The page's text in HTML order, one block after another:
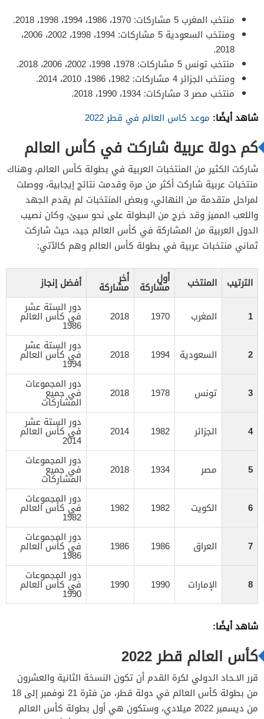
منتخب المغرب 5 مشاركات: 1970، 1986، 1994، 1998، 2018.
ومنتخب السعودية 5 مشاركات: 1994، 1998، 2002، 2006،
2018.
منتخب تونس 5 مشاركات: 1978، 1998، 2002، 2006، 2018.
ومنتخب الجزائر 4 مشاركات: 1982، 1986، 2010، 2014.
منتخب مصر 3 مشاركات: 1934، 1990، 2018.
شاهد أيضًا: موعد كاس العالم في قطر 2022
كم دولة عربية شاركت في كأس العالم
شاركت الكثير من المنتخبات العربية في بطولة كأس العالم، وهناك
منتخبات عربية شاركت أكثر من مرة وقدمت نتائج إيجابية، ووصلت
لمراحل متقدمة من النهائي، وبعض المنتخبات لم يقدم الجهد
واللعب المميز وقد خرج من البطولة على نحو سيئ، وكان نصيب
الدول العربية من المشاركة في كأس العالم جيد، حيث شاركت
ثماني منتخبات عربية في بطولة كأس العالم وهم كالآتي:
الترتيب المنتخب أول
مشاركة
أخر
مشاركة أفضل إنجاز
1 المغرب 1970
2018
دور الستة عشر
في كأس العالم
1986
2
السعودية 1994
2018
دور الستة عشر
في كأس العالم
1994
3
تونس 1978
2018
دور المجموعات
في جميع
المشاركات
4
الجزائر 1982
2014
دور الستة عشر
في كأس العالم
2014
5
مصر 1934
2018
دور المجموعات
في جميع
المشاركات
6
الكويت 1982
1982
دور المجموعات
في كأس العالم
1982
7
العراق 1986
1986
دور المجموعات
في كأس العالم
1986
8
الإمارات 1990
1990
دور المجموعات
في كأس العالم
1990
شاهد أيضًا:
كأس العالم قطر 2022
قرر الاـحاد الدولي لكرة القدم أن تكون النسخة الثانية والعشرون
من بطولة كأس العالم في دولة قطر، من فترة 21 نوفمبر إلى 18
من ديسمبر 2022 ميلادي، وستكون هي أول بطولة كأس العالم